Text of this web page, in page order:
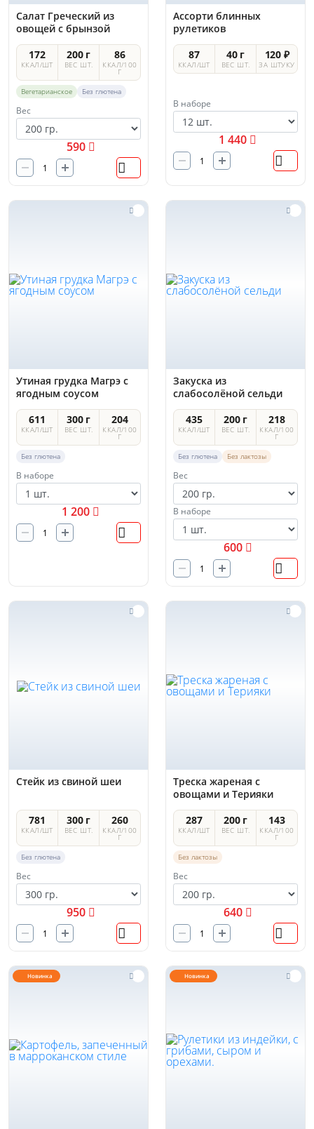
Салат Греческий из
овощей с брынзой
172
ККАЛ/ШТ
200 г
ВЕС ШТ.
86
ККАЛ/100
Г
Вегетарианское Без глютена
Вес
590
Ассорти блинных
рулетиков
87
ККАЛ/ШТ
40 г
ВЕС ШТ.
120 ₽
ЗА ШТУКУ
В наборе
1 440
Утиная грудка Магрэ с
ягодным соусом
611
ККАЛ/ШТ
300 г
ВЕС ШТ.
204
ККАЛ/100
Г
Без глютена
В наборе
1 200
Закуска из
слабосолёной сельди
435
ККАЛ/ШТ
200 г
ВЕС ШТ.
218
ККАЛ/100
Г
Без глютена Без лактозы
Вес
В наборе
600
Стейк из свиной шеи
781
ККАЛ/ШТ
300 г
ВЕС ШТ.
260
ККАЛ/100
Г
Без глютена
Вес
950
Треска жареная с
овощами и Терияки
287
ККАЛ/ШТ
200 г
ВЕС ШТ.
143
ККАЛ/100
Г
Без лактозы
Вес
640
Новинка Новинка